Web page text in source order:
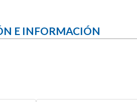
E INFORMACIÓN